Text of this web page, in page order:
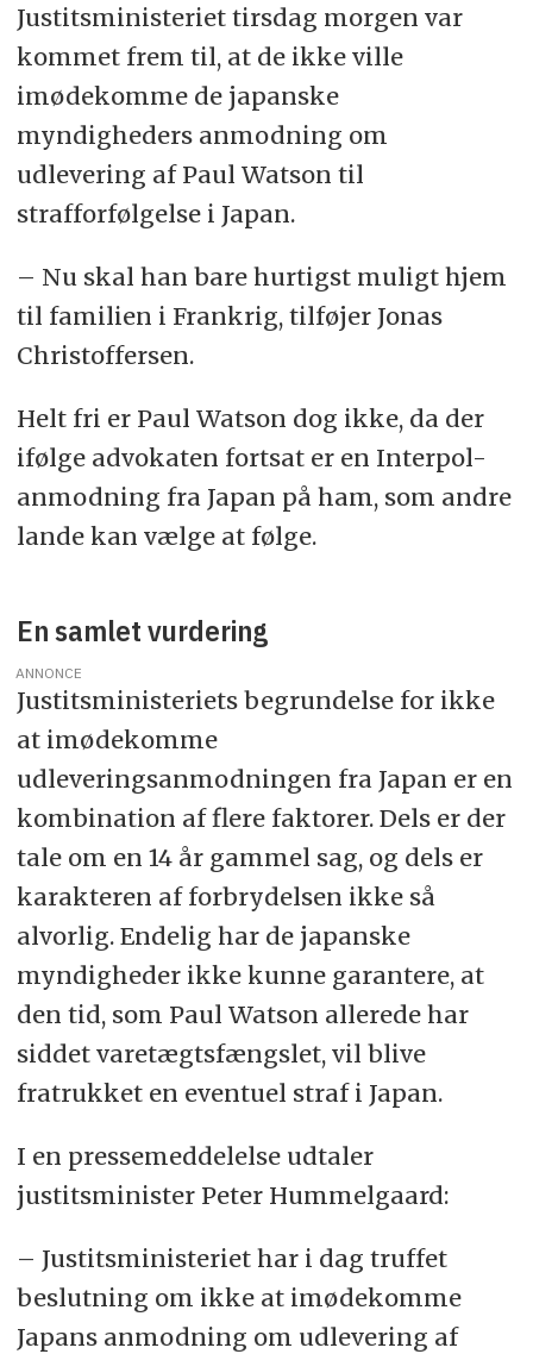
Justitsministeriet tirsdag morgen var
kommet frem til, at de ikke ville
imødekomme de japanske
myndigheders anmodning om
udlevering af Paul Watson til
strafforfølgelse i Japan.
– Nu skal han bare hurtigst muligt hjem
til familien i Frankrig, tilføjer Jonas
Christoffersen.
Helt fri er Paul Watson dog ikke, da der
ifølge advokaten fortsat er en Interpol-
anmodning fra Japan på ham, som andre
lande kan vælge at følge.
En samlet vurdering
ANNONCE
Justitsministeriets begrundelse for ikke
at imødekomme
udleveringsanmodningen fra Japan er en
kombination af flere faktorer. Dels er der
tale om en 14 år gammel sag, og dels er
karakteren af forbrydelsen ikke så
alvorlig. Endelig har de japanske
myndigheder ikke kunne garantere, at
den tid, som Paul Watson allerede har
siddet varetægtsfængslet, vil blive
fratrukket en eventuel straf i Japan.
I en pressemeddelelse udtaler
justitsminister Peter Hummelgaard:
– Justitsministeriet har i dag truffet
beslutning om ikke at imødekomme
Japans anmodning om udlevering af